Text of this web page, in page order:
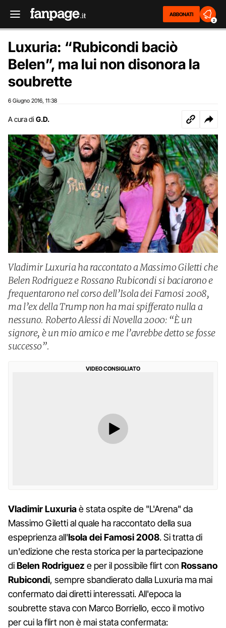
ABBONATI
2
Luxuria: “Rubicondi baciò
Belen”, ma lui non disonora la
soubrette
6 Giugno 2016 11:38
A cura di G.D.
Vladimir Luxuria ha raccontato a Massimo Giletti che
Belen Rodriguez e Rossano Rubicondi si baciarono e
frequentarono nel corso dell’Isola dei Famosi 2008,
ma l’ex della Trump non ha mai spifferato nulla a
nessuno. Roberto Alessi di Novella 2000: “È un
signore, è un mio amico e me l’avrebbe detto se fosse
successo”.
VIDEO CONSIGLIATO
Vladimir Luxuriaè stata ospite de "L'Arena" da
Massimo Giletti al quale ha raccontato della sua
espeprienza all'Isola dei Famosi 2008. Si tratta di
un'edizione che resta storica per la partecipazione
diBelen Rodriguez e per il possibile flirt con Rossano
Rubicondi, sempre sbandierato dalla Luxuria ma mai
confermato dai diretti interessati. All'epoca la
soubrette stava con Marco Borriello, ecco il motivo
per cui la flirt non è mai stata confermata: